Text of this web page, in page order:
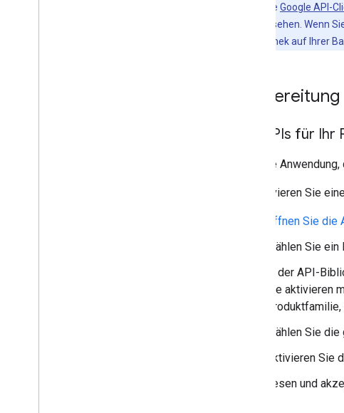
:Die Google API-
Nutzers vorgesehen. Wenn
-Bibliothek auf Ihrer
Vorbereitung
Die APIs für
Für jede
So aktivieren Sie
Öffnen Sie
Wählen Sie
In der API-
Sie aktivieren
Wählen Sie
Aktivieren Sie
Lesen und